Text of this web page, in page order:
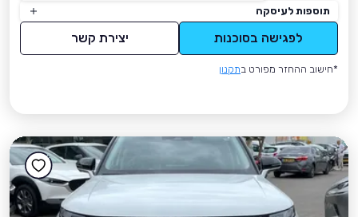
תוספות לעיסקה
לפגישה בסוכנות יצירת קשר
*חישוב ההחזר מפורט בתקנון